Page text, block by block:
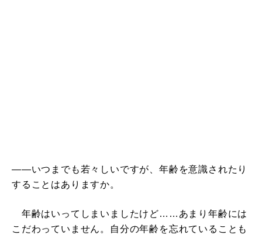
――いつまでも若々しいですが、年齢を意識されたり
することはありますか。
年齢はいってしまいましたけど……あまり年齢には
こだわっていません。自分の年齢を忘れていることも